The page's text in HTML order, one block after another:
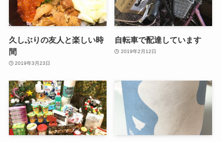
久しぶりの友人と楽しい時
間
2019年3月23日
自転車で配達しています
2019年2月12日